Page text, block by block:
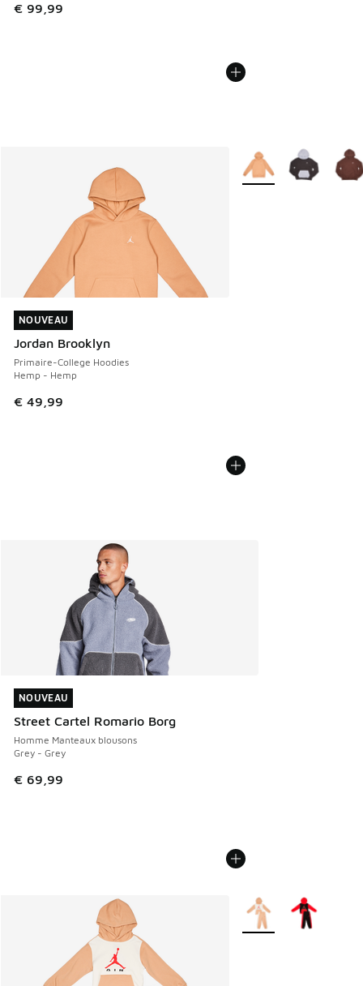
€ 99,99
NOUVEAU
Jordan Brooklyn
Primaire-College Hoodies
Hemp - Hemp
€ 49,99
NOUVEAU
Plus de couleurs
NOUVEAU
Street Cartel Romario Borg
Homme Manteaux blousons
Grey - Grey
€ 69,99
NOUVEAU
Plus de couleurs